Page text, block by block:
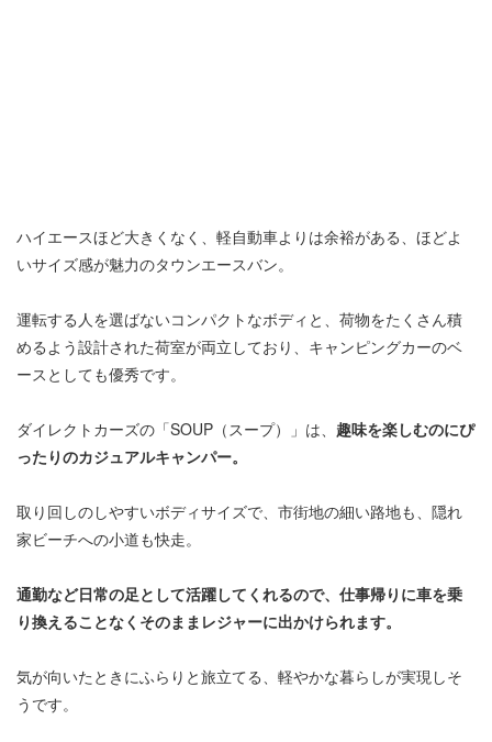
ハイエースほど大きくなく、軽自動車よりは余裕がある、ほどよ
いサイズ感が魅力のタウンエースバン。
運転する人を選ばないコンパクトなボディと、荷物をたくさん積
めるよう設計された荷室が両立しており、キャンピングカーのベ
ースとしても優秀です。
ダイレクトカーズの「SOUP（スープ）」は、 趣味を楽しむのにぴ
ったりのカジュアルキャンパー。
取り回しのしやすいボディサイズで、市街地の細い路地も、隠れ
家ビーチへの小道も快走。
通勤など日常の足として活躍してくれるので、仕事帰りに車を乗
り換えることなくそのままレジャーに出かけられます。
気が向いたときにふらりと旅立てる、軽やかな暮らしが実現しそ
うです。